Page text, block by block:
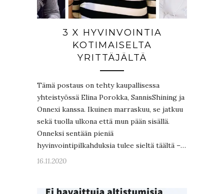
3 X HYVINVOINTIA
KOTIMAISELTA
YRITTÄJÄLTÄ
Tämä postaus on tehty kaupallisessa
yhteistyössä Elina Porokka, SannisShining ja
Onnexi kanssa. Ikuinen marraskuu, se jatkuu
sekä tuolla ulkona että mun pään sisällä.
Onneksi sentään pieniä
hyvinvointipilkahduksia tulee sieltä täältä –…
16.11.2020